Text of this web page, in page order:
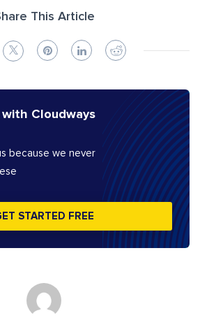
This Article
Cloudways
because we never
STARTED FREE